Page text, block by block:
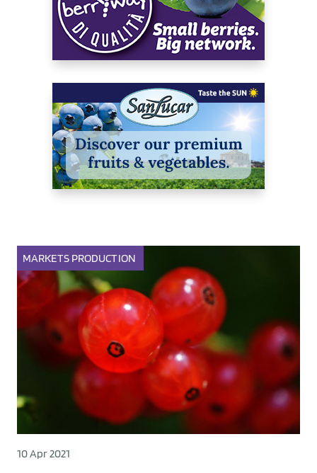
MARKETS PRODUCTION
10 Apr 2021